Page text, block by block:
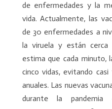
de enfermedades y la
vida. Actualmente, las
de 30 enfermedades a
la viruela y están cerca
estima que cada minuto,
cinco vidas, evitando
anuales. Las nuevas
durante la pandemia